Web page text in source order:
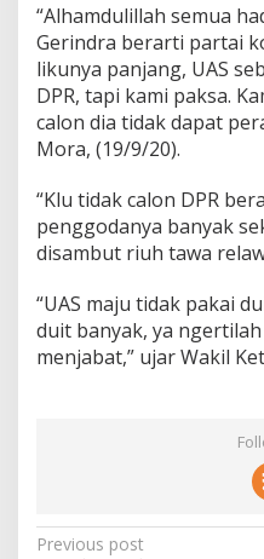
“Alhamdulillah semua
Gerindra berarti partai
likunya panjang, UAS
DPR, tapi kami paksa.
calon dia tidak dapat
Mora, (19/9/20).
“Klu tidak calon DPR
penggodanya banyak
disambut riuh tawa
“UAS maju tidak pakai
duit banyak, ya
menjabat,” ujar Wakil
Post
Previous post